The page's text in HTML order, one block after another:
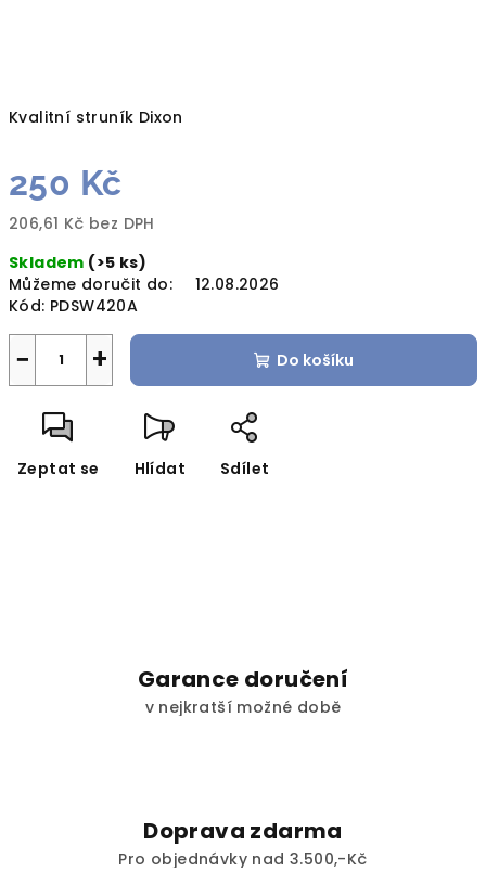
Kvalitní struník Dixon
250 Kč
206,61 Kč bez DPH
cena:
Skladem (>5 ks)
Můžeme doručit do:
12.08.2026
Kód: PDSW420A
+
− Do košíku
Zeptat se Hlídat Sdílet
Garance doručení
v nejkratší možné době
Doprava zdarma
Pro objednávky nad 3.500,-Kč